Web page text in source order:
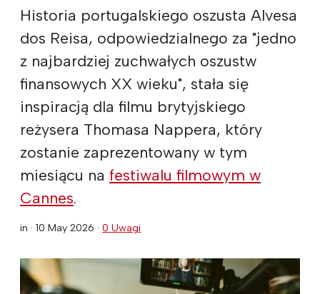
Historia portugalskiego oszusta Alvesa
dos Reisa, odpowiedzialnego za "jedno
z najbardziej zuchwałych oszustw
finansowych XX wieku", stała się
inspiracją dla filmu brytyjskiego
reżysera Thomasa Nappera, który
zostanie zaprezentowany w tym
miesiącu na festiwalu filmowym w
Cannes.
in · 10 May 2026 · 0 Uwagi